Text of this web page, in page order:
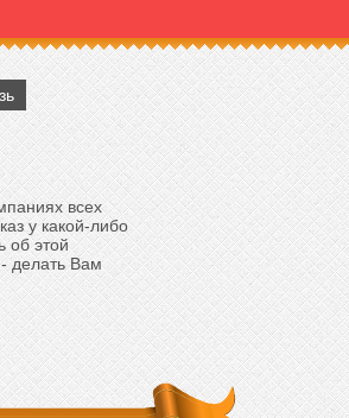
всех
у какой-либо
об этой
делать Вам